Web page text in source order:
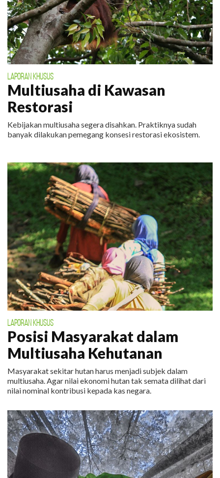
LAPORAN KHUSUS
Multiusaha di Kawasan
Restorasi
Kebijakan multiusaha segera disahkan. Praktiknya sudah
banyak dilakukan pemegang konsesi restorasi ekosistem.
LAPORAN KHUSUS
Posisi Masyarakat dalam
Multiusaha Kehutanan
Masyarakat sekitar hutan harus menjadi subjek dalam
multiusaha. Agar nilai ekonomi hutan tak semata dilihat dari
nilai nominal kontribusi kepada kas negara.